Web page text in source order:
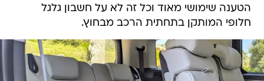
הטענה שימושי מאוד וכל זה לא על חשבון גלגל
חלופי המותקן בתחתית הרכב מבחוץ.